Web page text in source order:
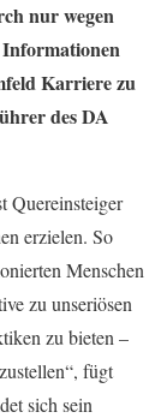
nur wegen
Karriere zu
des DA
Quereinsteiger
erzielen. So
Menschen
zu unseriösen
zu bieten –
fügt
sich sein